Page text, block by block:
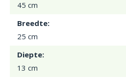
45 cm
Breedte:
25 cm
Diepte:
13 cm